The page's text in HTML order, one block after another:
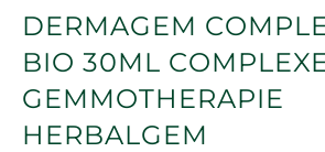
DERMAGEM
BIO 30ML
GEMMOTHERAPIE
HERBALGEM